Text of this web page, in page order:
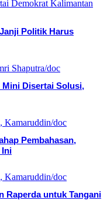
Politik Harus
Mini Disertai Solusi,
Pembahasan,
Ini
Raperda untuk Tangani